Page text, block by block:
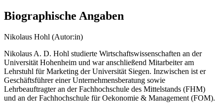
Biographische Angaben
Nikolaus Hohl (Autor:in)
Nikolaus A. D. Hohl studierte Wirtschaftswissenschaften an der
Universität Hohenheim und war anschließend Mitarbeiter am
Lehrstuhl für Marketing der Universität Siegen. Inzwischen ist er
Geschäftsführer einer Unternehmensberatung sowie
Lehrbeauftragter an der Fachhochschule des Mittelstands (FHM)
und an der Fachhochschule für Oekonomie & Management (FOM).